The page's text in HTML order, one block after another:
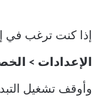
إذا كنت ترغب في
الإعدادات >
وأوقف تشغيل